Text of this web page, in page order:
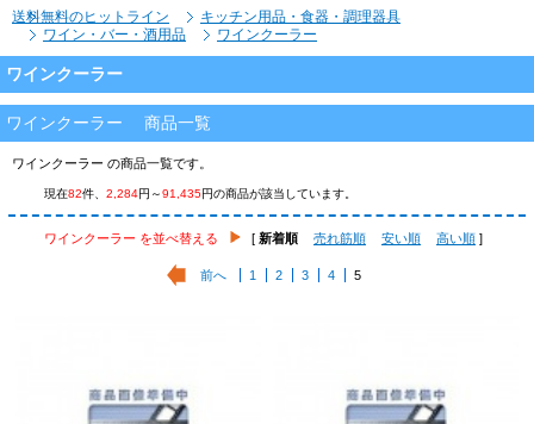
送料無料のヒットライン
キッチン用品・食器・調理器具
ワイン・バー・酒用品
ワインクーラー
ワインクーラー
ワインクーラー 商品一覧
ワインクーラー の商品一覧です。
現在82件、 2,284円～91,435円の商品が該当しています。
ワインクーラー を並べ替える [ 新着順 売れ筋順 安い順 高い順 ]
前へ 1 2 3 4 5